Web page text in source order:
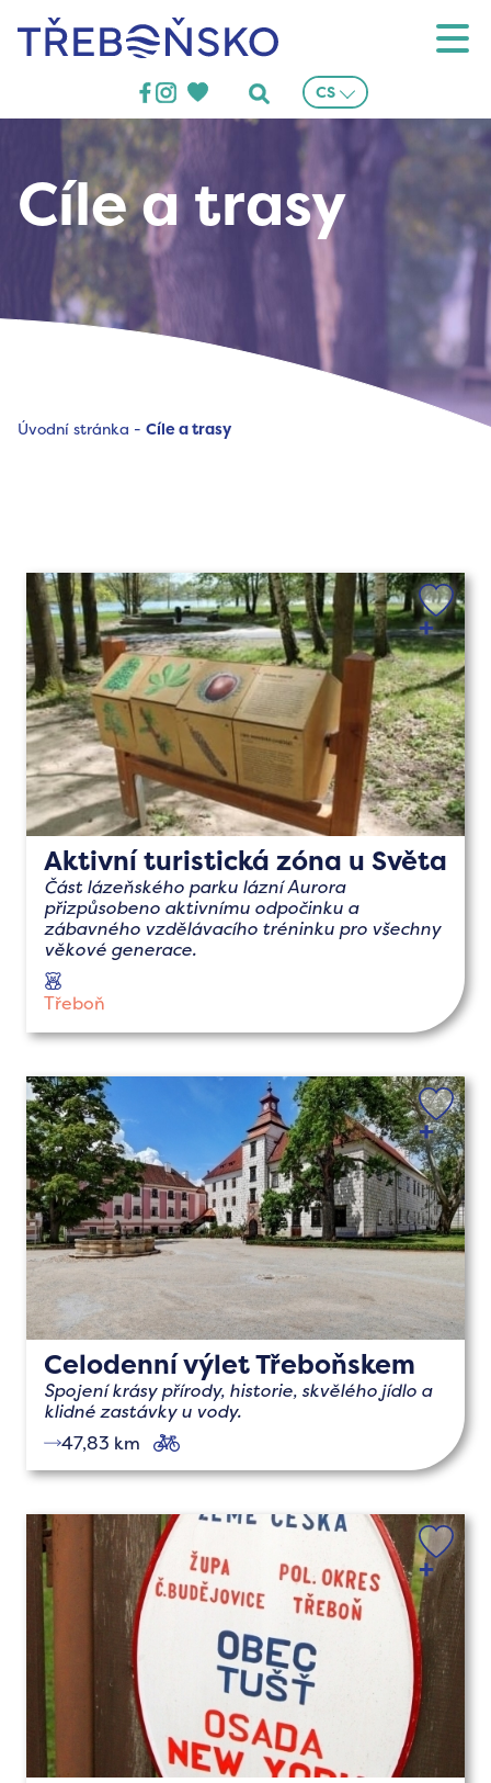
Třeboňsko CS
Cíle a trasy
Úvodní stránka - Cíle a trasy
Aktivní turistická zóna u Světa
Část lázeňského parku lázní Aurora
přizpůsobeno aktivnímu odpočinku a
zábavného vzdělávacího tréninku pro všechny
věkové generace.
dětmi
Třeboň
Celodenní výlet Třeboňskem
Spojení krásy přírody, historie, skvělého jídlo a
klidné zastávky u vody.
47,83 km